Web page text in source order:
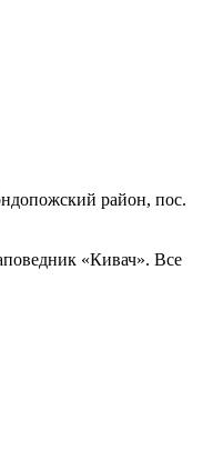
район, пос.
«Кивач». Все